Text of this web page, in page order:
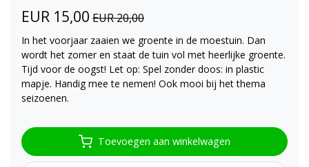
EUR 15,00 EUR 20,00
In het voorjaar zaaien we groente in de moestuin. Dan
wordt het zomer en staat de tuin vol met heerlijke groente.
Tijd voor de oogst! Let op: Spel zonder doos: in plastic
mapje. Handig mee te nemen! Ook mooi bij het thema
seizoenen.
Toevoegen aan winkelwagen